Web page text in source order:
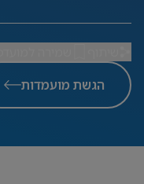
הגשת מועמדות